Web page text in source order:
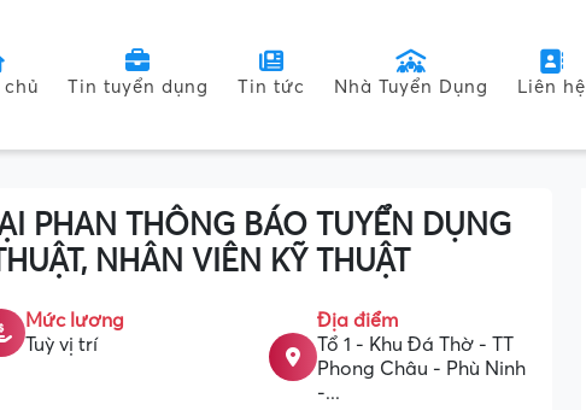
chủ Tin tuyển dụng Tin tức Nhà Tuyển Dụng Liên hệ
PHAN THÔNG BÁO TUYỂN DỤNG
NHÂN VIÊN KỸ THUẬT
Mức lương
Tuỳ vị trí
Địa điểm
Tổ 1 - Khu Đá Thờ - TT
Phong Châu - Phù Ninh
-...